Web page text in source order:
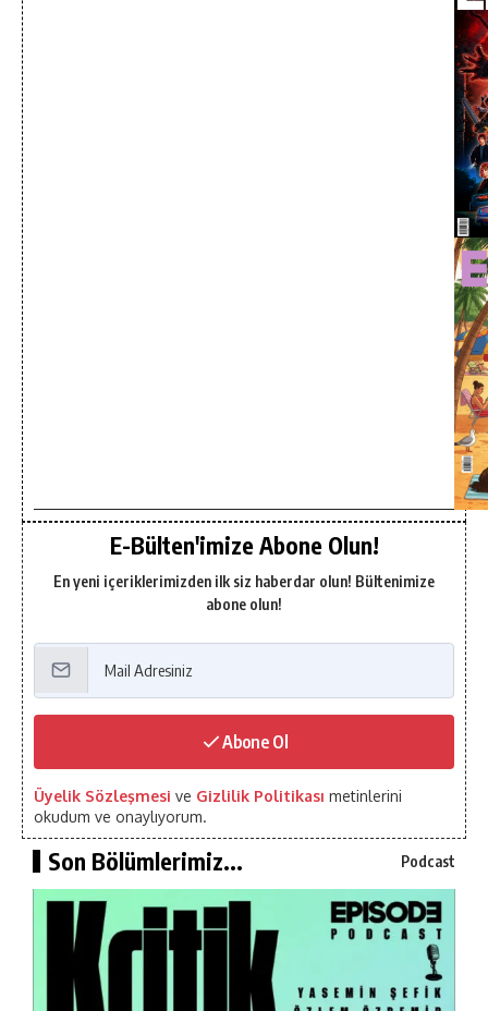
E-Bülten'imize Abone Olun!
En yeni içeriklerimizden ilk siz haberdar olun! Bültenimize
abone olun!
Abone Ol
Üyelik Sözleşmesi ve Gizlilik Politikası metinlerini
okudum ve onaylıyorum.
Son Bölümlerimiz... Podcast